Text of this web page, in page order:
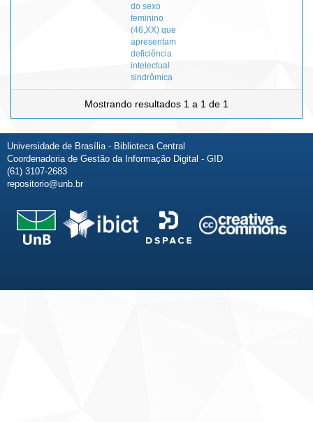
do sexo
feminino
(46,XX) que
apresentam
deficiência
intelectual
sindrômica
Mostrando resultados 1 a 1 de 1
Universidade de Brasília - Biblioteca Central
Coordenadoria de Gestão da Informação Digital - GID
(61) 3107-2683
repositorio@unb.br